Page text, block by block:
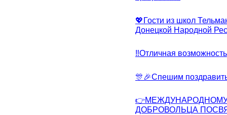
💖Гости из школ
Донецкой Народной
‼Отличная
🎊🎉Спешим
ДОБРОВОЛЬЦА